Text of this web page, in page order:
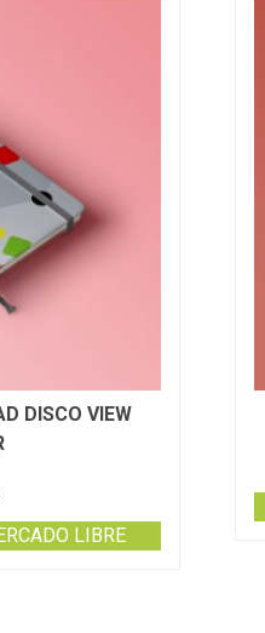
DISCO VIEW
LIBRE